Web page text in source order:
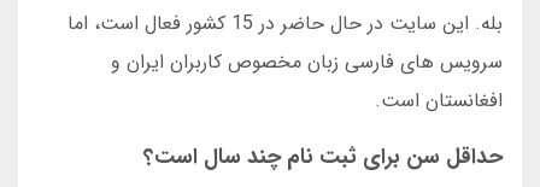
بله. این سایت در حال حاضر در 15 کشور فعال است، اما
سرویس های فارسی زبان مخصوص کاربران ایران و
افغانستان است.
حداقل سن برای ثبت نام چند سال است؟